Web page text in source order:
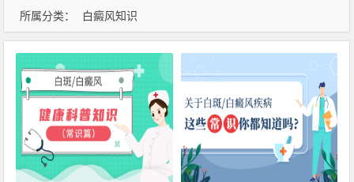
所属分类： 白癜风知识